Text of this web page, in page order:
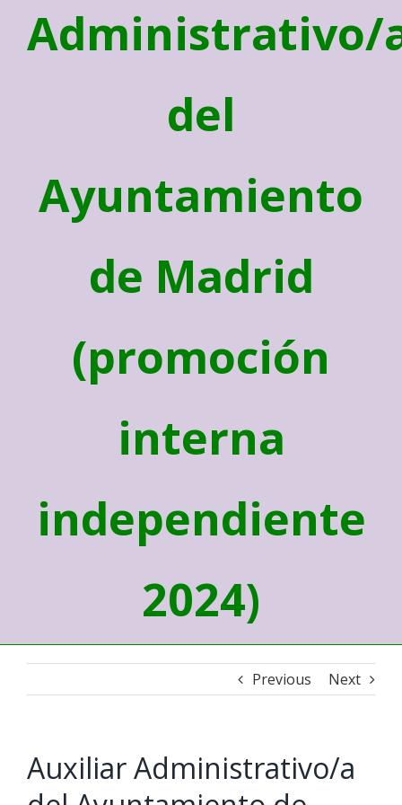
Administrativo/
del
Ayuntamiento
de Madrid
(promoción
interna
independiente
2024)
Previous Next
Auxiliar Administrativo/a